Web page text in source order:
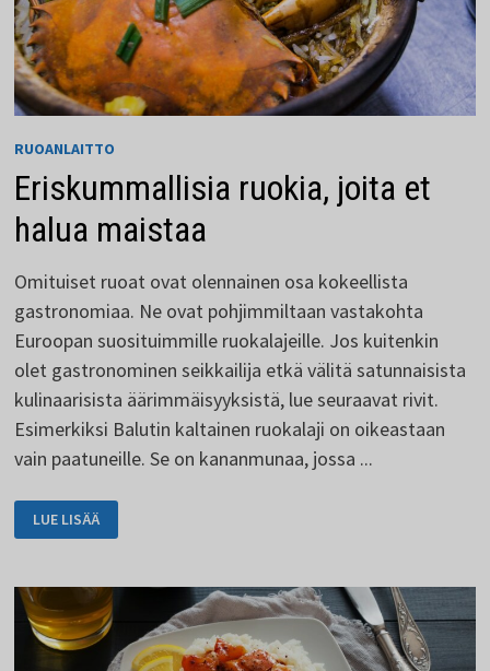
RUOANLAITTO
Eriskummallisia ruokia, joita et
halua maistaa
Omituiset ruoat ovat olennainen osa kokeellista
gastronomiaa. Ne ovat pohjimmiltaan vastakohta
Euroopan suosituimmille ruokalajeille. Jos kuitenkin
olet gastronominen seikkailija etkä välitä satunnaisista
kulinaarisista äärimmäisyyksistä, lue seuraavat rivit.
Esimerkiksi Balutin kaltainen ruokalaji on oikeastaan
vain paatuneille. Se on kananmunaa, jossa ...
ERISKUMMALLISIA
RUOKIA,
JOITA
MAISTAA
LUE LISÄÄ